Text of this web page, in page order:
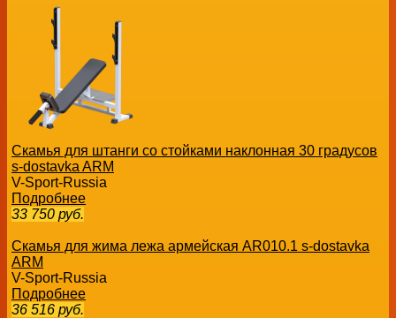
Скамья для штанги со стойками наклонная 30 градусов
s-dostavka ARM
V-Sport-Russia
Подробнее
33 750 руб.
Скамья для жима лежа армейская AR010.1 s-dostavka
ARM
V-Sport-Russia
Подробнее
36 516 руб.